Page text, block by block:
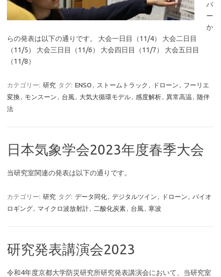
バ
ー
か
らの発表は以下の通りです。 大会一日目（11/4） 大会二日目
（11/5） 大会三日目（11/6） 大会四日目（11/7） 大会五日目
（11/8）
カテゴリー: 研究 タグ: ENSO ストームトラック ドローン
フーリエ
変換
モンスーン 台風 大気大循環モデル 感度解析 異常高温
随伴
法
日本気象学会2023年度春季大会
当研究室関連の発表は以下の通りです。
カテゴリー: 研究 タグ: データ同化 デジタルツイン ドローン
バイオ
ロギング
マイクロ波放射計 二酸化炭素 台風 寒波
研究発表講演会2023
令和4年度京都大学防災研究所研究発表講演会において、当研究室